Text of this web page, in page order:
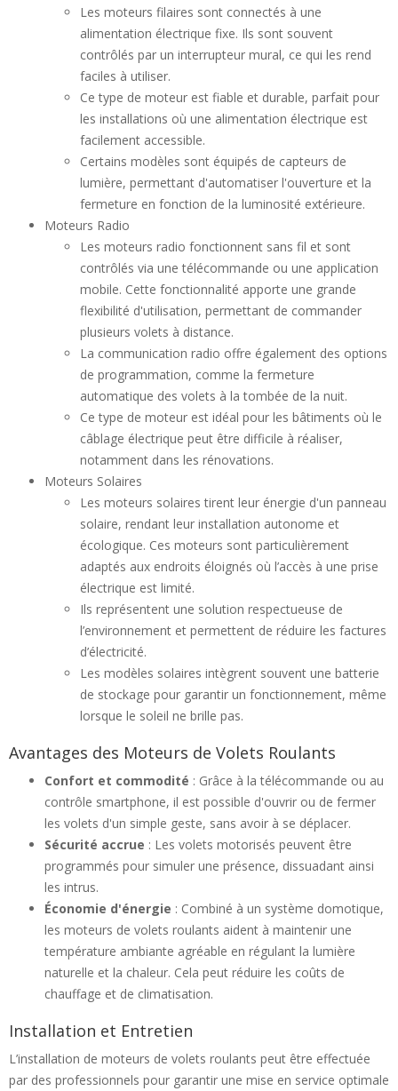
Les moteurs filaires sont connectés à une
alimentation électrique fixe. Ils sont souvent
contrôlés par un interrupteur mural, ce qui les rend
faciles à utiliser.
Ce type de moteur est fiable et durable, parfait pour
les installations où une alimentation électrique est
facilement accessible.
Certains modèles sont équipés de capteurs de
lumière, permettant d'automatiser l'ouverture et la
fermeture en fonction de la luminosité extérieure.
Moteurs Radio
Les moteurs radio fonctionnent sans fil et sont
contrôlés via une télécommande ou une application
mobile. Cette fonctionnalité apporte une grande
flexibilité d'utilisation, permettant de commander
plusieurs volets à distance.
La communication radio offre également des options
de programmation, comme la fermeture
automatique des volets à la tombée de la nuit.
Ce type de moteur est idéal pour les bâtiments où le
câblage électrique peut être difficile à réaliser,
notamment dans les rénovations.
Moteurs Solaires
Les moteurs solaires tirent leur énergie d'un panneau
solaire, rendant leur installation autonome et
écologique. Ces moteurs sont particulièrement
adaptés aux endroits éloignés où l’accès à une prise
électrique est limité.
Ils représentent une solution respectueuse de
l’environnement et permettent de réduire les factures
d’électricité.
Les modèles solaires intègrent souvent une batterie
de stockage pour garantir un fonctionnement, même
lorsque le soleil ne brille pas.
Avantages des Moteurs de Volets Roulants
Confort et commodité : Grâce à la télécommande ou au
contrôle smartphone, il est possible d'ouvrir ou de fermer
les volets d'un simple geste, sans avoir à se déplacer.
Sécurité accrue : Les volets motorisés peuvent être
programmés pour simuler une présence, dissuadant ainsi
les intrus.
Économie d'énergie : Combiné à un système domotique,
les moteurs de volets roulants aident à maintenir une
température ambiante agréable en régulant la lumière
naturelle et la chaleur. Cela peut réduire les coûts de
chauffage et de climatisation.
Installation et Entretien
L’installation de moteurs de volets roulants peut être effectuée
par des professionnels pour garantir une mise en service optimale